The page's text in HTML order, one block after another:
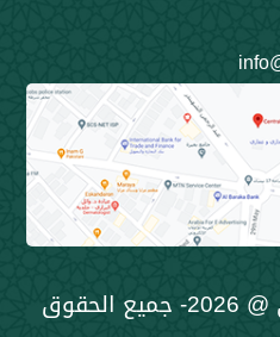
مصرف سورية المركزي @ 2026- جميع الحقوق